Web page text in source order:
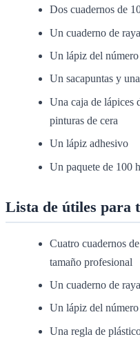
Dos cuadernos de
Un cuaderno de
Un lápiz del
Un sacapuntas y
Una caja de lápices
pinturas de cera
Un lápiz adhesivo
Un paquete de 100
Lista de útiles para
Cuatro cuadernos
tamaño profesional
Un cuaderno de
Un lápiz del
Una regla de